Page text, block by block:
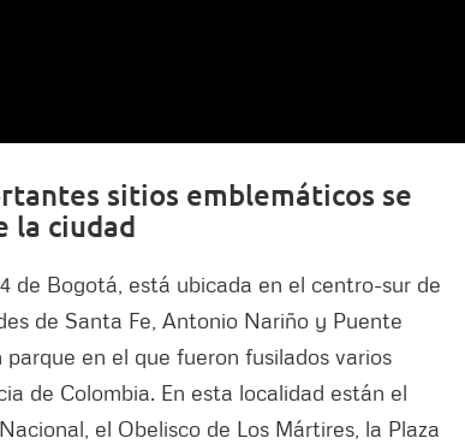
sitios emblemáticos se
la ciudad
de Bogotá, está ubicada en el centro-sur de
de Santa Fe, Antonio Nariño y Puente
en el que fueron fusilados varios
de Colombia. En esta localidad están el
el Obelisco de Los Mártires, la Plaza